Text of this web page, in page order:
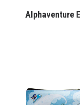
Alphaventure